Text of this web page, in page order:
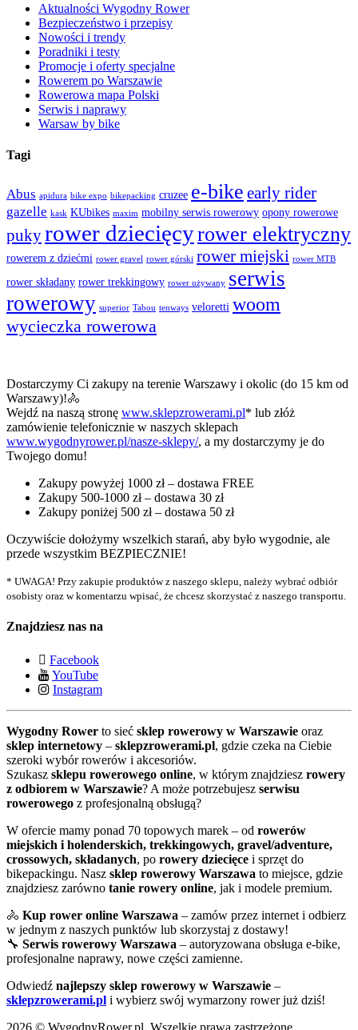
Aktualności Wygodny Rower
Bezpieczeństwo i przepisy
Nowości i trendy
Poradniki i testy
Promocje i oferty specjalne
Rowerem po Warszawie
Rowerowa mapa Polski
Serwis i naprawy
Warsaw by bike
Tagi
Abus apidura bike expo bikepacking cruzee e-bike early rider
gazelle kask KUbikes maxim mobilny serwis rowerowy opony rowerowe
pukyrower dziecięcyrower elektryczny
rowerem z dziećmi rower gravel rower górski rower miejski rower MTB
rower składany rower trekkingowy rower używany serwis
rowerowy superior Tabou tenways veloretti woom
wycieczka rowerowa
Dostarczymy Ci zakupy na terenie Warszawy i okolic (do 15 km od
Warszawy)!🚴‍
Wejdź na naszą stronę www.sklepzrowerami.pl* lub złóż
zamówienie telefonicznie w naszych sklepach
www.wygodnyrower.pl/nasze-sklepy/, a my dostarczymy je do
Twojego domu!
Zakupy powyżej 1000 zł – dostawa FREE
Zakupy 500-1000 zł – dostawa 30 zł
Zakupy poniżej 500 zł – dostawa 50 zł
Oczywiście dołożymy wszelkich starań, aby było wygodnie, ale
przede wszystkim BEZPIECZNIE!
* UWAGA! Przy zakupie produktów z naszego sklepu, należy wybrać odbiór
osobisty oraz w komentarzu wpisać, że chcesz skorzystać z naszego transportu.
Znajdziesz nas na
Facebook
YouTube
Instagram
Wygodny Rower to sieć sklep rowerowy w Warszawie oraz
sklep internetowy – sklepzrowerami.pl, gdzie czeka na Ciebie
szeroki wybór rowerów i akcesoriów.
Szukasz sklepu rowerowego online, w którym znajdziesz rowery
z odbiorem w Warszawie? A może potrzebujesz serwisu
rowerowego z profesjonalną obsługą?
W ofercie mamy ponad 70 topowych marek – od rowerów
miejskich i holenderskich, trekkingowych, gravel/adventure,
crossowych, składanych, po rowery dziecięce i sprzęt do
bikepackingu. Nasz sklep rowerowy Warszawa to miejsce, gdzie
znajdziesz zarówno tanie rowery online, jak i modele premium.
🚴 Kup rower online Warszawa – zamów przez internet i odbierz
w jednym z naszych punktów lub skorzystaj z dostawy!
🔧 Serwis rowerowy Warszawa – autoryzowana obsługa e-bike,
profesjonalne naprawy, nowe części zamienne.
Odwiedź najlepszy sklep rowerowy w Warszawie –
sklepzrowerami.pl i wybierz swój wymarzony rower już dziś!
2026 © WygodnyRower.pl. Wszelkie prawa zastrzeżone.